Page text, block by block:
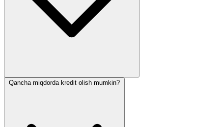
Qancha miqdorda kredit olish mumkin?